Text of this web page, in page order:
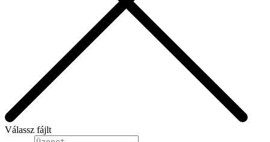
Válassz fájlt